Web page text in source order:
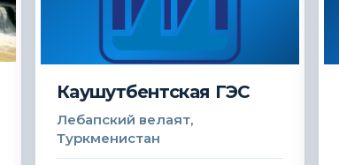
Каушутбентская ГЭС
Лебапский велаят,
Туркменистан